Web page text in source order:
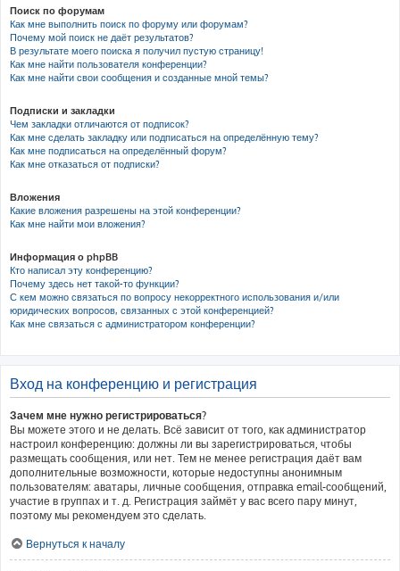
Поиск по форумам
Как мне выполнить поиск по форуму или форумам?
Почему мой поиск не даёт результатов?
В результате моего поиска я получил пустую страницу!
Как мне найти пользователя конференции?
Как мне найти свои сообщения и созданные мной темы?
Подписки и закладки
Чем закладки отличаются от подписок?
Как мне сделать закладку или подписаться на определённую тему?
Как мне подписаться на определённый форум?
Как мне отказаться от подписки?
Вложения
Какие вложения разрешены на этой конференции?
Как мне найти мои вложения?
Информация о phpBB
Кто написал эту конференцию?
Почему здесь нет такой-то функции?
С кем можно связаться по вопросу некорректного использования и/или
юридических вопросов, связанных с этой конференцией?
Как мне связаться с администратором конференции?
Вход на конференцию и регистрация
Зачем мне нужно регистрироваться?
Вы можете этого и не делать. Всё зависит от того, как администратор
настроил конференцию: должны ли вы зарегистрироваться, чтобы
размещать сообщения, или нет. Тем не менее регистрация даёт вам
дополнительные возможности, которые недоступны анонимным
пользователям: аватары, личные сообщения, отправка email-сообщений,
участие в группах и т. д. Регистрация займёт у вас всего пару минут,
поэтому мы рекомендуем это сделать.
Вернуться к началу